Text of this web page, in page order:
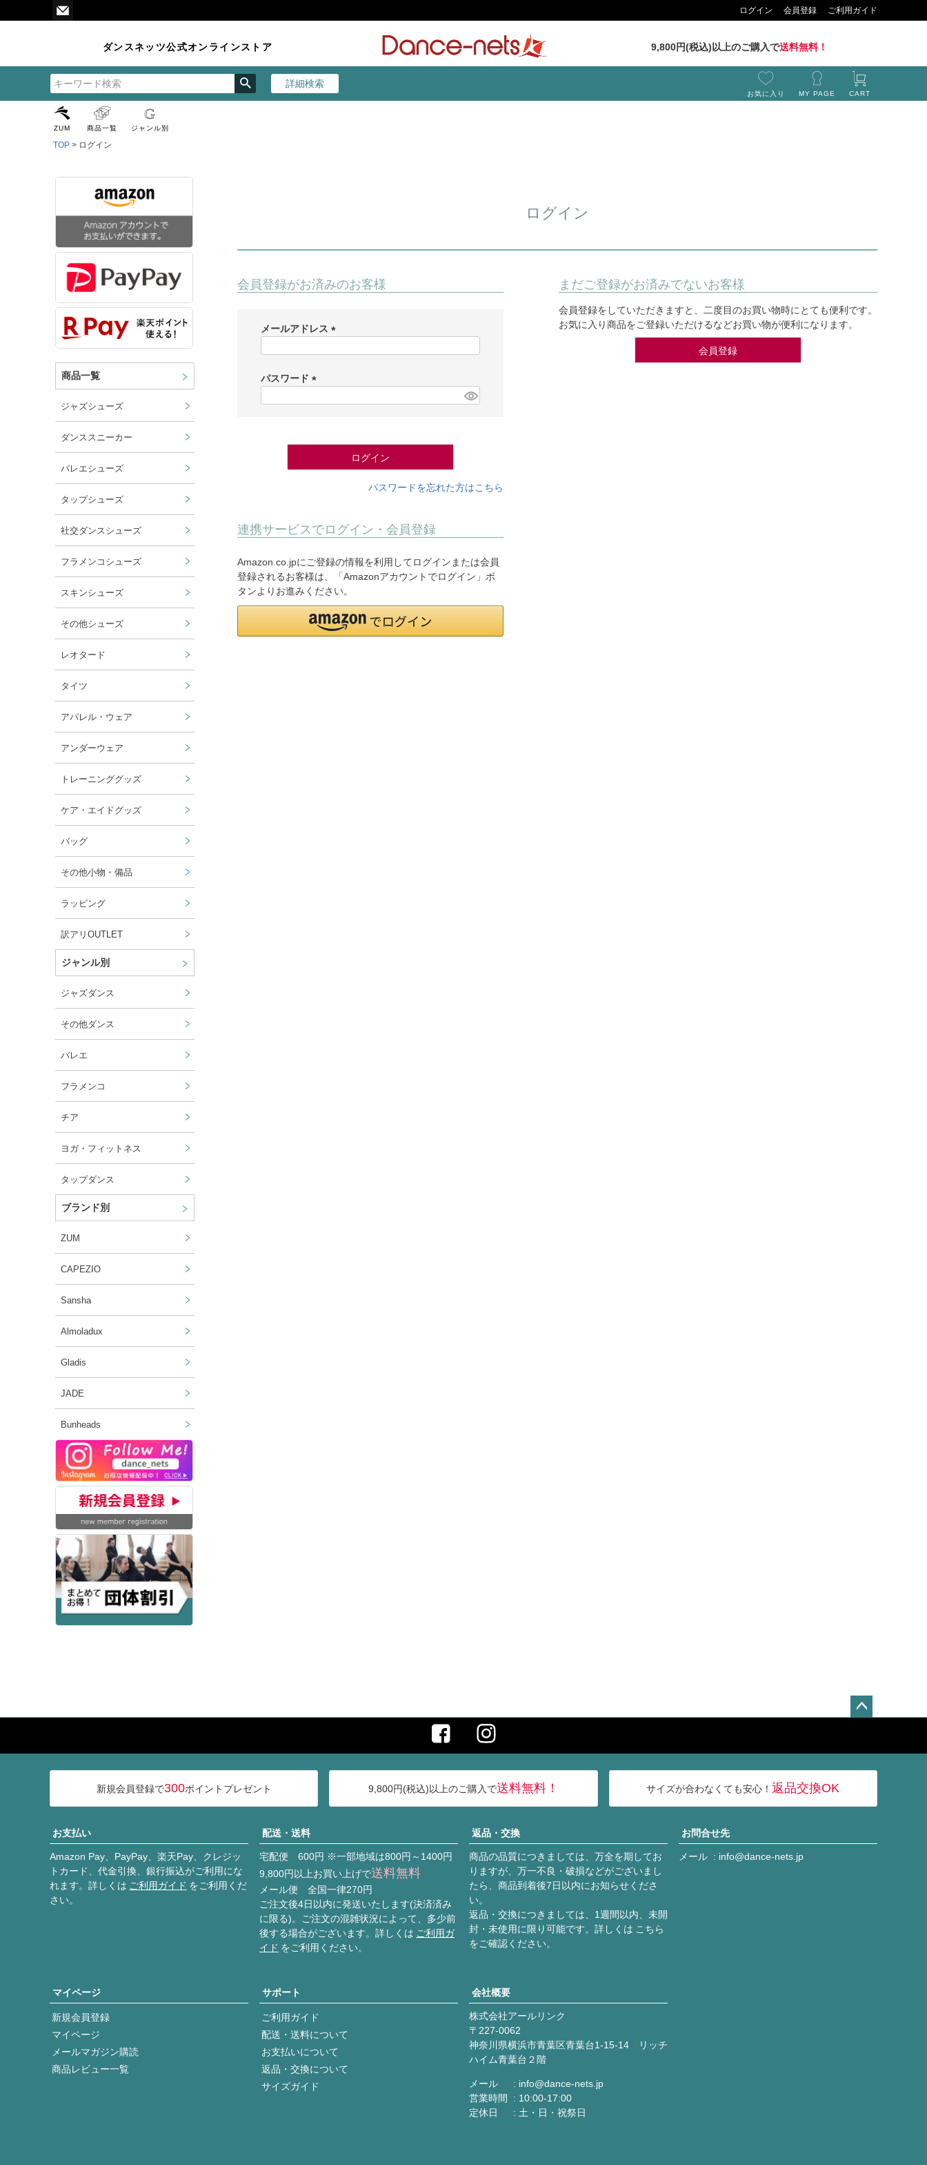
ログイン 会員登録 ご利用ガイド
ダンスネッツ公式オンラインストア 9,800円(税込)以上のご購入で送料無料！
詳細検索
検索
お気に入り MY PAGE CART
ZUM 商品一覧 ジャンル別
TOP ログイン
商品一覧
ジャズシューズ
ダンススニーカー
バレエシューズ
タップシューズ
社交ダンスシューズ
フラメンコシューズ
スキンシューズ
その他シューズ
レオタード
タイツ
アパレル・ウェア
アンダーウェア
トレーニンググッズ
ケア・エイドグッズ
バッグ
その他小物・備品
ラッピング
訳アリOUTLET
ジャンル別
ジャズダンス
その他ダンス
バレエ
フラメンコ
チア
ヨガ・フィットネス
タップダンス
ブランド別
ZUM
CAPEZIO
Sansha
Almoladux
Gladis
JADE
Bunheads
ログイン
会員登録がお済みのお客様
メールアドレス
)
パスワード
ログイン
パスワードを忘れた方はこちら
連携サービスでログイン・会員登録
Amazon.co.jpにご登録の情報を利用してログインまたは会員
登録されるお客様は、「Amazonアカウントでログイン」ボ
タンよりお進みください。
まだご登録がお済みでないお客様
会員登録をしていただきますと、二度目のお買い物時にとても便利です。
お気に入り商品をご登録いただけるなどお買い物が便利になります。
会員登録
ップ
へ
新規会員登録で300ポイントプレゼント 9,800円(税込)以上のご購入で送料無料！ サイズが合わなくても安心！返品交換OK
お支払い
Amazon Pay、PayPay、楽天Pay、クレジッ
トカード、代金引換、銀行振込がご利用にな
れます。詳しくは ご利用ガイド をご利用くだ
さい。
配送・送料
宅配便 600円 ※一部地域は800円～1400円
9,800円以上お買い上げで送料無料
メール便 全国一律270円
ご注文後4日以内に発送いたします(決済済み
に限る)。ご注文の混雑状況によって、多少前
後する場合がございます。詳しくは ご利用ガ
イド をご利用ください。
返品・交換
商品の品質につきましては、万全を期してお
りますが、万一不良・破損などがございまし
たら、商品到着後7日以内にお知らせくださ
い。
返品・交換につきましては、1週間以内、未開
封・未使用に限り可能です。詳しくは こちら
をご確認ください。
お問合せ先
メール info@dance-nets.jp
マイページ
新規会員登録
マイページ
メールマガジン購読
商品レビュー一覧
サポート
ご利用ガイド
配送・送料について
お支払いについて
返品・交換について
サイズガイド
会社概要
株式会社アールリンク
227-0062
神奈川県横浜市青葉区青葉台1-15-14 リッチ
ハイム青葉台２階
メール
info@dance-nets.jp
営業時間
10:00-17:00
定休日
土・日・祝祭日